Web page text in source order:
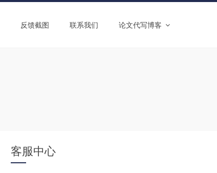
反馈截图 联系我们 论文代写博客
客服中心